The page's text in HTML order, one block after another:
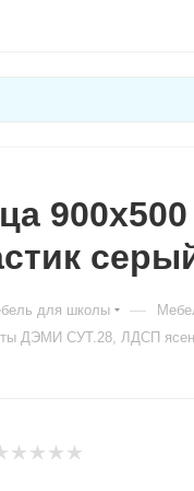
для школы —
ДЭМИ СУТ.28, ЛДСП